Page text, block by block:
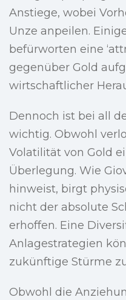
Anstiege, wobei
Unze anpeilen.
befürworten eine
gegenüber Gold
wirtschaftlicher
Dennoch ist bei all
wichtig. Obwohl
Volatilität von Gold
Überlegung. Wie
hinweist, birgt
nicht der absolute
erhoffen. Eine
Anlagestrategien
zukünftige Stürme
Obwohl die